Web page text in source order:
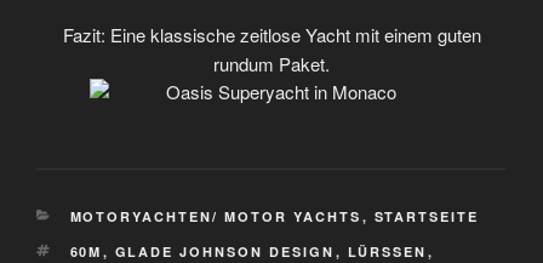
Fazit: Eine klassische zeitlose Yacht mit einem guten
rundum Paket.
KATEGORIEN
MOTORYACHTEN/ MOTOR YACHTS , STARTSEITE
SCHLAGWÖRTER
60M , GLADE JOHNSON DESIGN , LÜRSSEN ,